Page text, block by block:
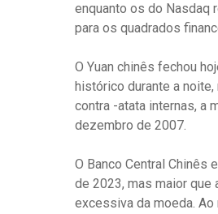
enquanto os do Nasdaq
para os quadrados
O Yuan chinês fechou
histórico durante a
contra -atata internas, a
dezembro de 2007.
O Banco Central Chinês
de 2023, mas maior que
excessiva da moeda.